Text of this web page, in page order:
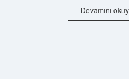
Devamını